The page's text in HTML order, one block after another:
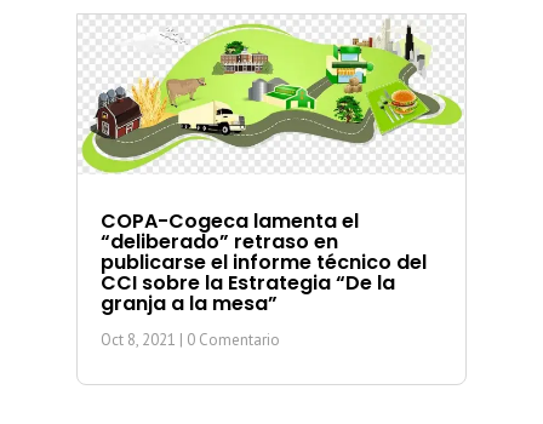
COPA-Cogeca lamenta el
“deliberado” retraso en
publicarse el informe técnico del
CCI sobre la Estrategia “De la
granja a la mesa”
Oct 8, 2021 | 0 Comentario